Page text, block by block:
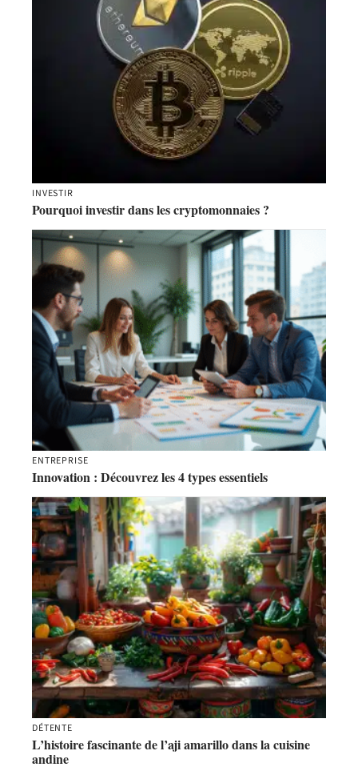
INVESTIR
Pourquoi investir dans les cryptomonnaies ?
ENTREPRISE
Innovation : Découvrez les 4 types essentiels
DÉTENTE
L’histoire fascinante de l’aji amarillo dans la cuisine
andine